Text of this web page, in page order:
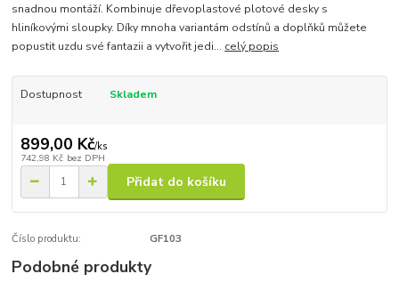
snadnou montáží. Kombinuje dřevoplastové plotové desky s
hliníkovými sloupky. Díky mnoha variantám odstínů a doplňků můžete
popustit uzdu své fantazii a vytvořit jedi... celý popis
Dostupnost Skladem
899,00 Kč/ks
742,98 Kč bez DPH
Přidat do košíku
Číslo produktu: GF103
Podobné produkty